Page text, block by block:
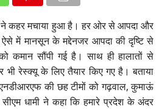
ने कहर मचाया हुआ है। हर ओर से आपदा और
में मानसून के मद्देनजर आपदा की दृष्टि से
कमान सौंपी गई है। साथ ही हालातों से
भी रेस्क्यू के लिए तैयार किए गए है। बताया
एनडीआरएफ की छह टीमों को गढ़वाल, कुमाऊं
धामी ने कहा कि हमारे प्रदेश के अंदर